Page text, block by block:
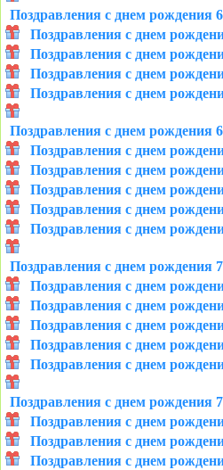
Поздравления с днем рождения
Поздравления с днем
Поздравления с днем
Поздравления с днем
Поздравления с днем
Поздравления с днем рождения
Поздравления с днем
Поздравления с днем
Поздравления с днем
Поздравления с днем
Поздравления с днем
Поздравления с днем рождения
Поздравления с днем
Поздравления с днем
Поздравления с днем
Поздравления с днем
Поздравления с днем
Поздравления с днем рождения
Поздравления с днем
Поздравления с днем
Поздравления с днем